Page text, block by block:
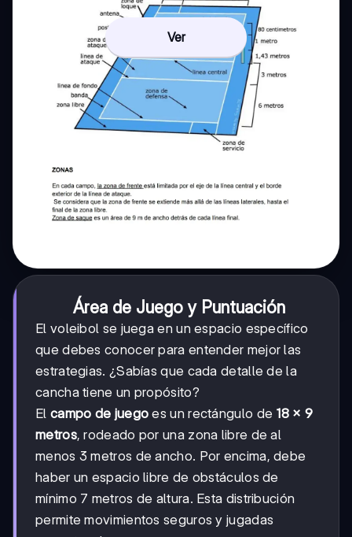
Ver
Área de Juego y Puntuación
El voleibol se juega en un espacio específico
que debes conocer para entender mejor las
estrategias. ¿Sabías que cada detalle de la
cancha tiene un propósito?
El campo de juego es un rectángulo de 18 × 9
metros, rodeado por una zona libre de al
menos 3 metros de ancho. Por encima, debe
haber un espacio libre de obstáculos de
mínimo 7 metros de altura. Esta distribución
permite movimientos seguros y jugadas